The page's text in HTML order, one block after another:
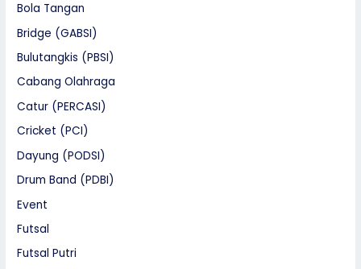
Bola Tangan
Bridge (GABSI)
Bulutangkis (PBSI)
Cabang Olahraga
Catur (PERCASI)
Cricket (PCI)
Dayung (PODSI)
Drum Band (PDBI)
Event
Futsal
Futsal Putri